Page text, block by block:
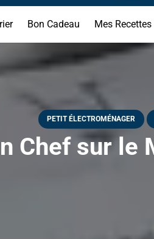
Bon Cadeau Mes Recettes
PETIT ÉLECTROMÉNAGER
Chef sur